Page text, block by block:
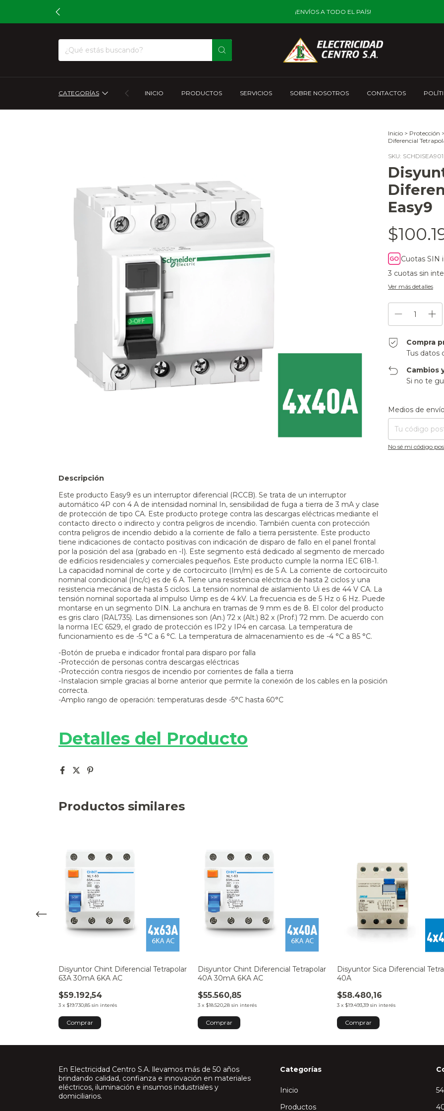
¡ENVÍOS A TODO EL PAÍS!
CATEGORÍAS INICIO PRODUCTOS SERVICIOS SOBRE NOSOTROS CONTACTOS
Inicio > Protección
Diferencial
SKU:
Easy9
Cuotas
3 cuotas sin
Ver más detalles
Compra
Tus datos
Cambios
Si no te
Entregas para el
Medios de
No sé mi código
Descripción
Este producto Easy9 es un interruptor diferencial (RCCB). Se trata de un interruptor
automático 4P con 4 A de intensidad nominal In, sensibilidad de fuga a tierra de 3 mA y clase
de protección de tipo CA. Este producto protege contra las descargas eléctricas mediante el
contacto directo o indirecto y contra peligros de incendio. También cuenta con protección
contra peligros de incendio debido a la corriente de fallo a tierra persistente. Este producto
tiene indicaciones de contacto positivas con indicación de disparo de fallo en el panel frontal
por la posición del asa (grabado en -I). Este segmento está dedicado al segmento de mercado
de edificios residenciales y comerciales pequeños. Este producto cumple la norma IEC 618-1.
La capacidad nominal de corte y de cortocircuito (Im/m) es de 5 A. La corriente de cortocircuito
nominal condicional (Inc/c) es de 6 A. Tiene una resistencia eléctrica de hasta 2 ciclos y una
resistencia mecánica de hasta 5 ciclos. La tensión nominal de aislamiento Ui es de 44 V CA. La
tensión nominal soportada al impulso Uimp es de 4 kV. La frecuencia es de 5 Hz o 6 Hz. Puede
montarse en un segmento DIN. La anchura en tramas de 9 mm es de 8. El color del producto
es gris claro (RAL735). Las dimensiones son (An.) 72 x (Alt.) 82 x (Prof.) 72 mm. De acuerdo con
la norma IEC 6529, el grado de protección es IP2 y IP4 en carcasa. La temperatura de
funcionamiento es de -5 °C a 6 °C. La temperatura de almacenamiento es de -4 °C a 85 °C.
-Botón de prueba e indicador frontal para disparo por falla
-Protección de personas contra descargas eléctricas
-Protección contra riesgos de incendio por corrientes de falla a tierra
-Instalacion simple gracias al borne anterior que permite la conexión de los cables en la posición
correcta.
-Amplio rango de operación: temperaturas desde -5°C hasta 60°C
Detalles del Producto
Productos similares
Disyuntor Chint Diferencial Tetrapolar
63A 30mA 6KA AC
$59.192,54
3 x $19.730,85 sin interés
Disyuntor Chint Diferencial Tetrapolar
40A 30mA 6KA AC
$55.560,85
3 x $18.520,28 sin interés
Disyuntor Sica Diferencial
40A
$58.480,16
3 x $19.493,39 sin interés
En Electricidad Centro S.A. llevamos más de 50 años
brindando calidad, confianza e innovación en materiales
eléctricos, iluminación e insumos industriales y
domiciliarios.
Categorías
Inicio
Productos